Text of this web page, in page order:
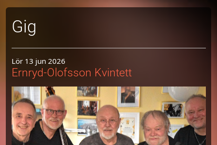
Gig
Lör 13 jun 2026
Ernryd-Olofsson Kvintett